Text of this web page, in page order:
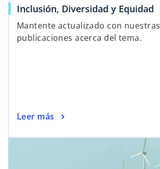
Inclusión, Diversidad y Equidad
Mantente actualizado con nuestras
publicaciones acerca del tema.
Leer más